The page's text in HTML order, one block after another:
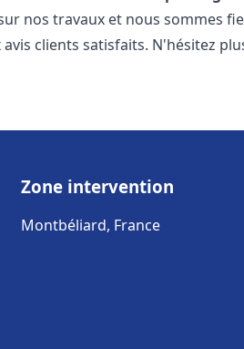
nos travaux et nous sommes
clients satisfaits. N'hésitez
Zone intervention
Montbéliard, France